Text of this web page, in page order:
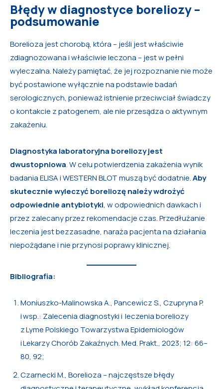
Błędy w diagnostyce boreliozy –
podsumowanie
Borelioza jest chorobą, która – jeśli jest właściwie
zdiagnozowana i właściwie leczona – jest w pełni
wyleczalna. Należy pamiętać, że jej rozpoznanie nie może
być postawione wyłącznie na podstawie badań
serologicznych, ponieważ istnienie przeciwciał świadczy
o kontakcie z patogenem, ale nie przesądza o aktywnym
zakażeniu.
Diagnostyka laboratoryjna boreliozy jest
dwustopniowa. W celu potwierdzenia zakażenia wynik
badania ELISA i WESTERN BLOT muszą być dodatnie.Aby
skutecznie wyleczyć boreliozę należy wdrożyć
odpowiednie antybiotyki, w odpowiednich dawkach i
przez zalecany przez rekomendacje czas. Przedłużanie
leczenia jest bezzasadne, naraża pacjenta na działania
niepożądane i nie przynosi poprawy klinicznej.
Bibliografia:
Moniuszko-Malinowska A., Pancewicz S., Czupryna P.
i wsp.: Zalecenia diagnostyki i leczenia boreliozy
z Lyme Polskiego Towarzystwa Epidemiologów
i Lekarzy Chorób Zakaźnych. Med. Prakt., 2023; 12: 66–
80, 92;
Czarnecki M., Borelioza – najczęstsze błędy